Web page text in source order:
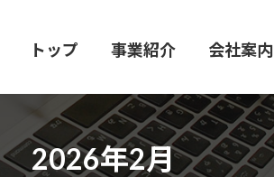
トップ 事業紹介 会社案内
2026年2月